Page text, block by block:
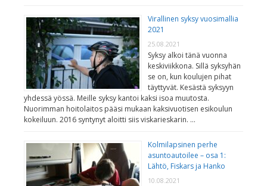
Virallinen syksy vuosimallia
2021
25.08.2021
Syksy alkoi tänä vuonna
keskiviikkona. Sillä syksyhän
se on, kun koulujen pihat
täyttyvät. Kesästä syksyyn
yhdessä yössä. Meille syksy kantoi kaksi isoa muutosta.
Nuorimman hoitolaitos pääsi mukaan kaksivuotisen esikoulun
kokeiluun. 2016 syntynyt aloitti siis viskarieskarin. …
Kolmilapsinen perhe
asuntoautoilee – osa 1:
Lähtö, Fiskars ja Hanko
10.08.2021